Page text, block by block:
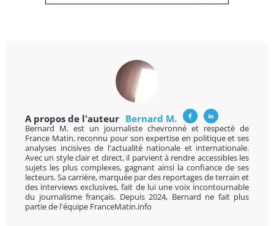
A propos de l'auteur Bernard M.
Bernard M. est un journaliste chevronné et respecté de
France Matin, reconnu pour son expertise en politique et ses
analyses incisives de l'actualité nationale et internationale.
Avec un style clair et direct, il parvient à rendre accessibles les
sujets les plus complexes, gagnant ainsi la confiance de ses
lecteurs. Sa carrière, marquée par des reportages de terrain et
des interviews exclusives, fait de lui une voix incontournable
du journalisme français. Depuis 2024, Bernard ne fait plus
partie de l'équipe FranceMatin.info